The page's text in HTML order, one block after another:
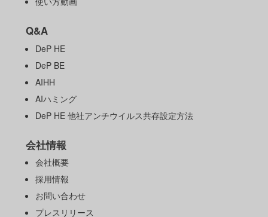
Q&A
DeP HE
DeP BE
AIHH
AIハミング
DeP HE 他社アンチウイルス共存設定方法
会社情報
会社概要
採用情報
お問い合わせ
プレスリリース